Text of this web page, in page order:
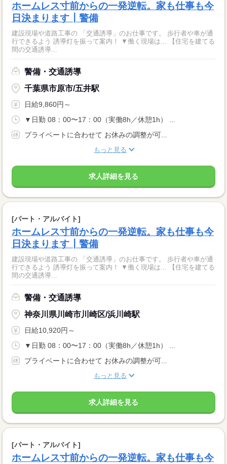
ホームレス寸前からの一発逆転。家も仕事も今
日決まります┃警備
建設現場や道路工事の 「交通誘導」のお仕事です。 歩行者や車が通
行できるよう 誘導灯を振って案内！ ▼働く現場は... 【住宅を建てる
間の交通誘導...
警備・交通誘導
千葉県市原市/五井駅
日給9,860円～
▼日勤 08：00〜17：00（実働8h／休憩1h） ...
プライベートに合わせて お休みの調整が可...
もっと見る
求人詳細を見る
[パート・アルバイト]
ホームレス寸前からの一発逆転。家も仕事も今
日決まります┃警備
建設現場や道路工事の 「交通誘導」のお仕事です。 歩行者や車が通
行できるよう 誘導灯を振って案内！ ▼働く現場は... 【住宅を建てる
間の交通誘導...
警備・交通誘導
神奈川県川崎市川崎区/浜川崎駅
日給10,920円～
▼日勤 08：00〜17：00（実働8h／休憩1h） ...
プライベートに合わせて お休みの調整が可...
もっと見る
求人詳細を見る
[パート・アルバイト]
ホームレス寸前からの一発逆転。家も仕事も今